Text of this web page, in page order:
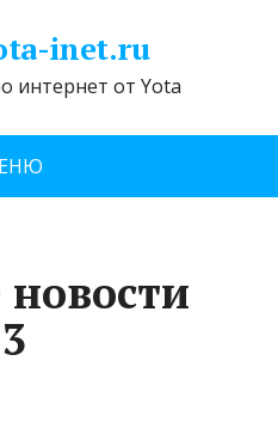
inet.ru
интернет от Yota